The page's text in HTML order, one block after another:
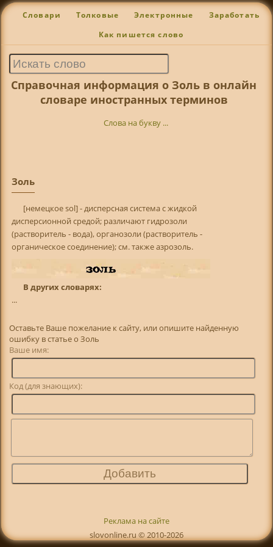
Словари Толковые Электронные Заработать
Как пишется слово
Справочная информация о Золь в онлайн
словаре иностранных терминов
Слова на букву ...
Золь
[немецкое sol] - дисперсная система с жидкой
дисперсионной средой; различают гидрозоли
(растворитель - вода), органозоли (растворитель -
органическое соединение); см. также азрозоль.
В других словарях:
...
Оставьте Ваше пожелание к сайту, или опишите найденную
ошибку в статье о Золь
Ваше имя:
Код (для знающих):
Реклама на сайте
slovonline.ru © 2010-2026